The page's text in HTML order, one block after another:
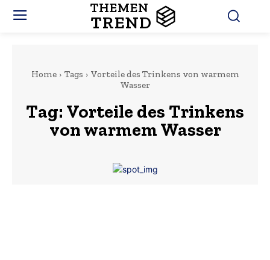
THEMEN
TREND
Home Tags
Vorteile des Trinkens von warmem
Wasser
Tag: Vorteile des Trinkens
von warmem Wasser